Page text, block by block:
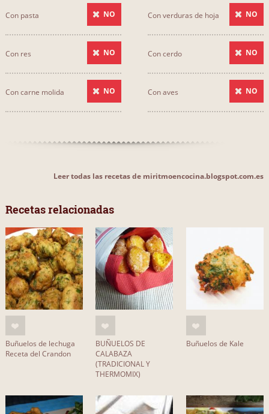
Con pasta NO Con verduras de hoja NO
Con res NO Con cerdo NO
Con carne molida NO Con aves NO
Leer todas las recetas de miritmoencocina.blogspot.com.es
Recetas relacionadas
Buñuelos de lechuga
Receta del Crandon
BUÑUELOS DE
CALABAZA
(TRADICIONAL Y
THERMOMIX)
Buñuelos de Kale